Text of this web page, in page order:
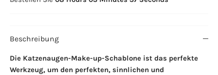
Beschreibung
Die Katzenaugen-Make-up-Schablone ist das perfekte
Werkzeug, um den perfekten, sinnlichen und